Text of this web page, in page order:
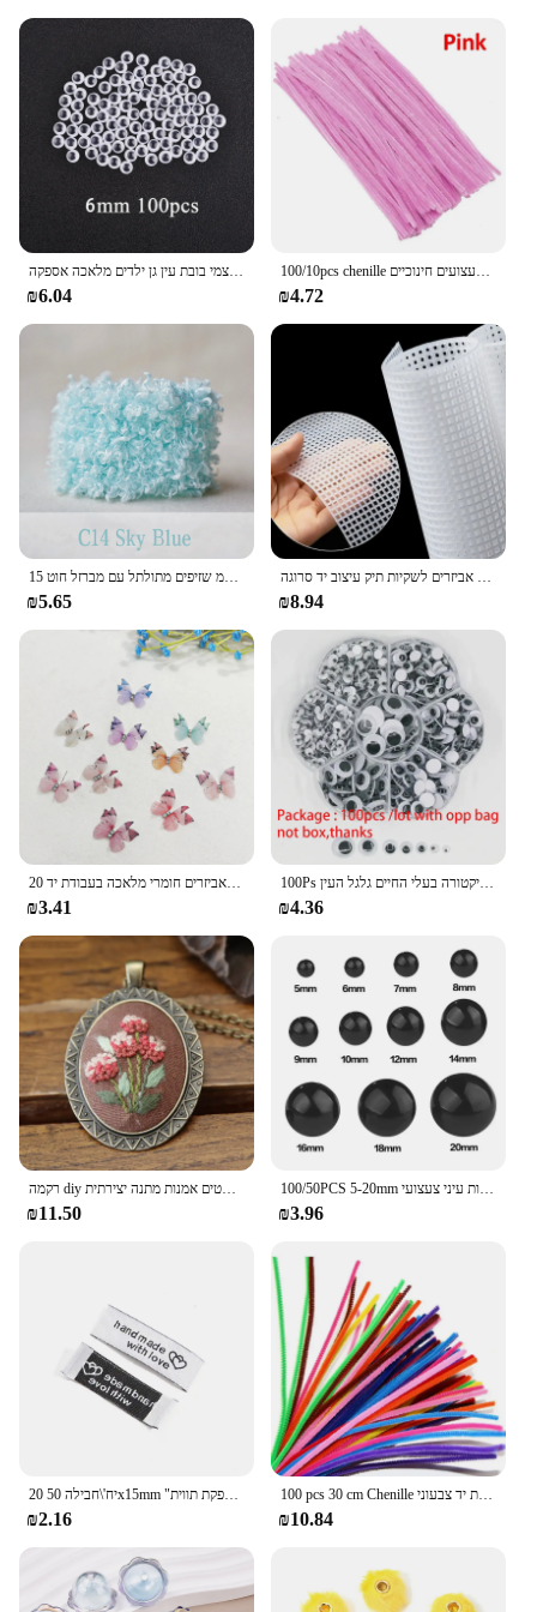
דימודות עיניים ריעות הדמיות גלגל העין שחור לבן דבק עצמי בובת עין גן ילדים מלאכה אספקה
₪6.04
100/10pcs chenille צבעוני גבעולי צינור שוקע שוקע מקלות טוויסט מקל שיער רצועת צעצוע די מלאכה צעצועים חינוכיים
₪4.72
15 מ "מ שזיפים מתולתל עם מברזל חוט diy פסלונים צעצוע בובות מלאכת קישוט הבית
₪5.65
לוחות רשת פלסטיק להרותבות סריגה אביזרים לשקיות תיק עיצוב יד סרוגה
₪8.94
₪3.41
100Ps דביק מתנדנד גוגלי עין בובת מטלטלין סימולציה קריקטורה בעלי החיים גלגל העין DIY ילדי גן אספקת מלאכה
₪4.36
₪11.50
100/50PCS 5-20mm שחור פלסטיק בטיחות עיני צעצועי Amigurumi Diy ערכת מלאכות דובון צעצוע עין בובת קישוט אביזרים
₪3.96
₪2.16
100 pcs 30 cm Chenille גבעולים צנרת שואבי ילדים חינוכיים בעבודת יד צבעוני Chenille נובע צינור עבור DIY קרפט ספקי
₪10.84